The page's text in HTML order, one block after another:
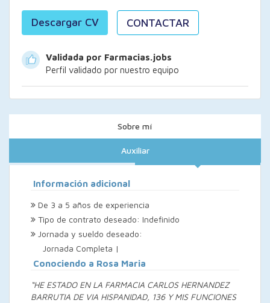
Descargar CV CONTACTAR
Validada por Farmacias.jobs
Perfil validado por nuestro equipo
Sobre mí
Auxiliar
Información adicional
De 3 a 5 años de experiencia
Tipo de contrato deseado: Indefinido
Jornada y sueldo deseado:
Jornada Completa |
Conociendo a Rosa Maria
“HE ESTADO EN LA FARMACIA CARLOS HERNANDEZ
BARRUTIA DE VIA HISPANIDAD, 136 Y MIS FUNCIONES